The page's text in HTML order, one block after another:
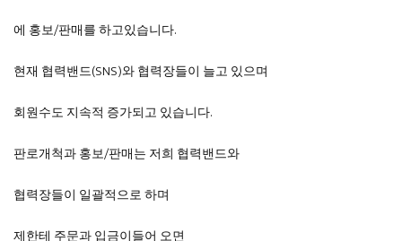
에 홍보/판매를 하고있습니다.
현재 협력밴드(SNS)와 협력장들이 늘고 있으며
회원수도 지속적 증가되고 있습니다.
판로개척과 홍보/판매는 저희 협력밴드와
협력장들이 일괄적으로 하며
제한테 주문과 입금이들어 오면